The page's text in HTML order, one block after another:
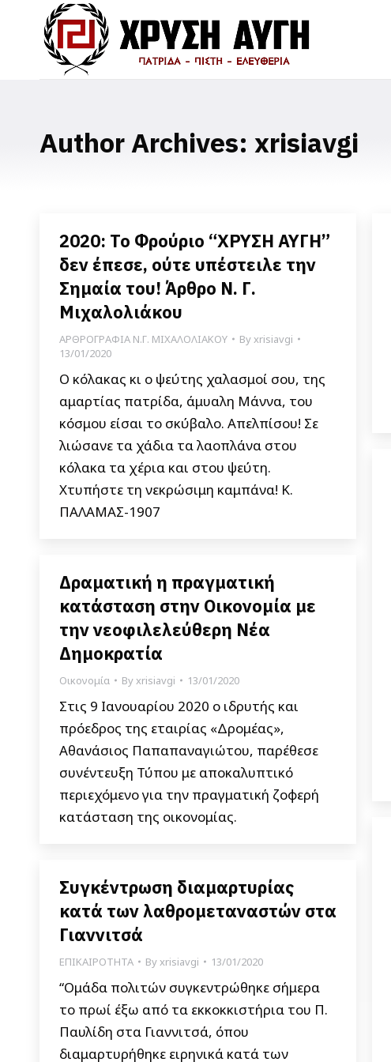
Author Archives: xrisiavgi
2020: Το Φρούριο “ΧΡΥΣΗ ΑΥΓΗ”
δεν έπεσε, ούτε υπέστειλε την
Σημαία του! Άρθρο Ν. Γ.
Μιχαλολιάκου
ΑΡΘΡΟΓΡΑΦΙΑ Ν.Γ. ΜΙΧΑΛΟΛΙΑΚΟΥ Byxrisiavgi
13/01/2020
Ο κόλακας κι ο ψεύτης χαλασμοί σου, της
αμαρτίας πατρίδα, άμυαλη Μάννα, του
κόσμου είσαι το σκύβαλο. Απελπίσου! Σε
λιώσανε τα χάδια τα λαοπλάνα στου
κόλακα τα χέρια και στου ψεύτη.
Χτυπήστε τη νεκρώσιμη καμπάνα! Κ.
ΠΑΛΑΜΑΣ-1907
Δραματική η πραγματική
κατάσταση στην Οικονομία με
την νεοφιλελεύθερη Νέα
Δημοκρατία
Οικονομία Byxrisiavgi 13/01/2020
Στις 9 Ιανουαρίου 2020 ο ιδρυτής και
πρόεδρος της εταιρίας «Δρομέας»,
Αθανάσιος Παπαπαναγιώτου, παρέθεσε
συνέντευξη Τύπου με αποκαλυπτικό
περιεχόμενο για την πραγματική ζοφερή
κατάσταση της οικονομίας.
Συγκέντρωση διαμαρτυρίας
κατά των λαθρομεταναστών στα
Γιαννιτσά
ΕΠΙΚΑΙΡΟΤΗΤΑ Byxrisiavgi 13/01/2020
“Ομάδα πολιτών συγκεντρώθηκε σήμερα
το πρωί έξω από τα εκκοκκιστήρια του Π.
Παυλίδη στα Γιαννιτσά, όπου
διαμαρτυρήθηκε ειρηνικά κατά των